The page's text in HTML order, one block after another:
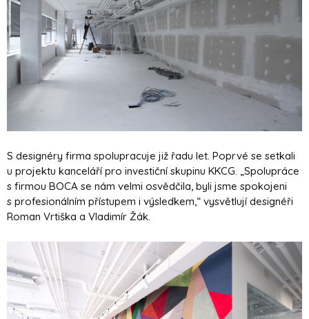
S designéry firma spolupracuje již řadu let. Poprvé se setkali
u projektu kanceláří pro investiční skupinu KKCG. „Spolupráce
s firmou BOCA se nám velmi osvědčila, byli jsme spokojeni
s profesionálním přístupem i výsledkem,“ vysvětlují designéři
Roman Vrtiška a Vladimír Žák.